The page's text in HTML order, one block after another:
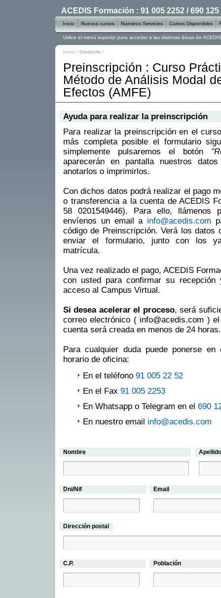
Inicio / Contacto /
Preinscripción : Curso
Método de Análisis Modal
Efectos (AMFE)
Ayuda para realizar la preinscripción
Para realizar la preinscripción en el
más completa posible el formulario
simplemente pulsaremos el botón
aparecerán en pantalla nuestros
anotarlos o imprimirlos.
Con dichos datos podrá realizar el pago
o transferencia a la cuenta de ACEDIS
58 0201549446). Para ello, llámenos
envíenos un email a info@acedis.com
código de Preinscripción. Verá los datos
enviar el formulario, junto con los
matrícula.
Una vez realizado el pago, ACEDIS
con usted para confirmar su
acceso al Campus Virtual.
Si desea acelerar el proceso, será
correo electrónico ( info@acedis.com )
cuenta será creada en menos de 24 horas.
Para cualquier duda puede ponerse
horario de oficina:
En el teléfono 91 005 22 52
En el Fax 91 005 2253
En Whatsapp o Telegram en el 690
En nuestro email info@acedis.com
Nombre
Dni/Nif Email
Dirección postal
C.P. Población
ACEDIS Formación : 91 005 2252 / 690 125
Inicio Nuevos cursos Nuestros Servicios Cursos Disponibles
Utilice el menú superior para acceder a las distintas áreas de